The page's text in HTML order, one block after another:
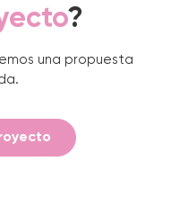
?
una propuesta